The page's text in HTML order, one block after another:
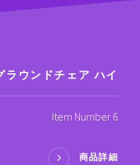
ウンドチェア ハイ
Item Number 6
商品詳細